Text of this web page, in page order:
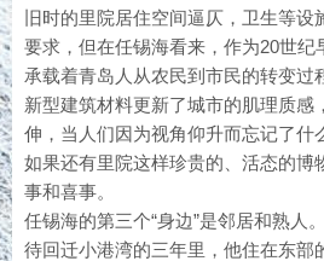
旧时的里院居住空间逼仄，卫生等设
要求，但在任锡海看来，作为20世纪
承载着青岛人从农民到市民的转变过
新型建筑材料更新了城市的肌理质感
伸，当人们因为视角仰升而忘记了什
如果还有里院这样珍贵的、活态的博
事和喜事。
任锡海的第三个“身边”是邻居和熟人
待回迁小港湾的三年里，他住在东部